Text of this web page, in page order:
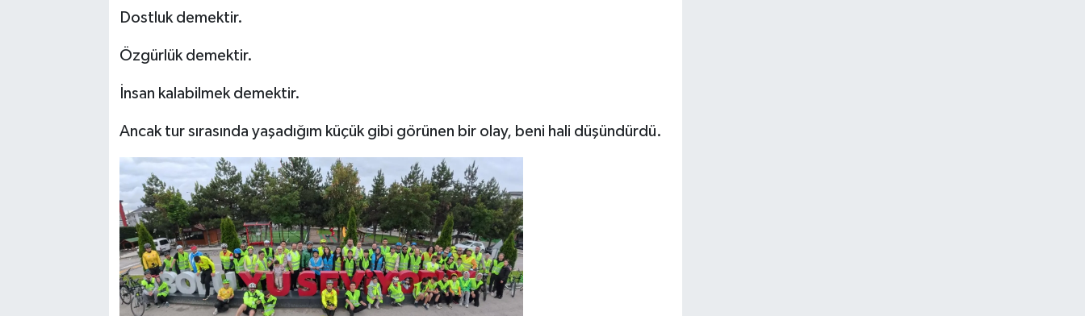
Dostluk demektir.
Özgürlük demektir.
İnsan kalabilmek demektir.
Ancak tur sırasında yaşadığım küçük gibi görünen bir olay, beni hali düşündürdü.